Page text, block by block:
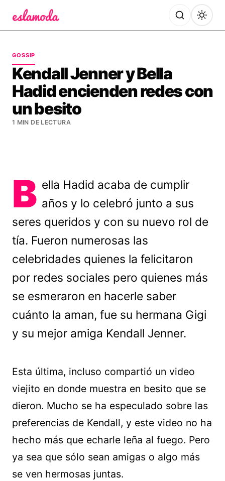
GOSSIP
Kendall Jenner y Bella
Hadid encienden redes con
un besito
1 MIN DE LECTURA
B ella Hadid acaba de cumplir
años y lo celebró junto a sus
seres queridos y con su nuevo rol de
tía. Fueron numerosas las
celebridades quienes la felicitaron
por redes sociales pero quienes más
se esmeraron en hacerle saber
cuánto la aman, fue su hermana Gigi
y su mejor amiga Kendall Jenner.
Esta última, incluso compartió un video
viejito en donde muestra en besito que se
dieron. Mucho se ha especulado sobre las
preferencias de Kendall, y este video no ha
hecho más que echarle leña al fuego. Pero
ya sea que sólo sean amigas o algo más
se ven hermosas juntas.